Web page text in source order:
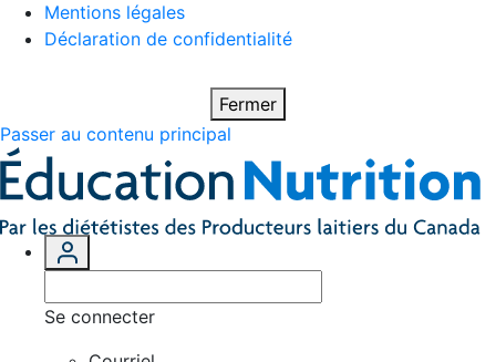
Mentions légales
Déclaration de confidentialité
Fermer
Passer au contenu principal
Se connecter